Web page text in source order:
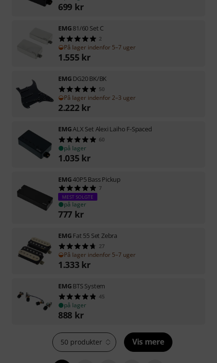
699 kr
EMG81/60 Set C
2
På lager indenfor 5–7 uger
1.555 kr
EMGDG20 BK/BK
50
På lager indenfor 2–3 uger
2.222 kr
EMGALX Set Alexi Laiho F-Spaced
60
på lager
1.035 kr
EMG40P5 Bass Pickup
7
MEST SOLGTE
på lager
777 kr
EMGFat 55 Set Zebra
27
På lager indenfor 5–7 uger
1.333 kr
EMGBTS System
45
på lager
888 kr
50 produkter Vis mere